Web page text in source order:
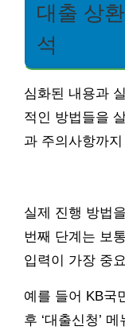
대출 상
석
심화된 내용과
적인 방법들을
과 주의사항까
실제 진행 방법
번째 단계는 보
입력이 가장 중
예를 들어 KB국
후 ‘대출신청’